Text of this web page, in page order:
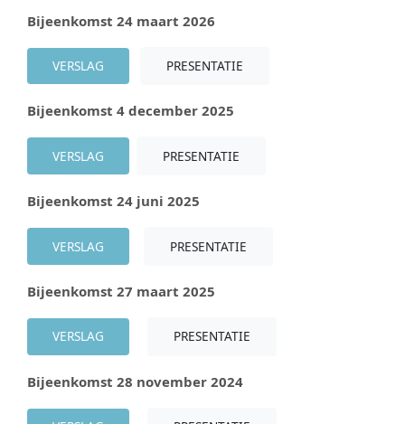
Bijeenkomst 24 maart 2026
VERSLAG PRESENTATIE
Bijeenkomst 4 december 2025
VERSLAG PRESENTATIE
Bijeenkomst 24 juni 2025
VERSLAG PRESENTATIE
Bijeenkomst 27 maart 2025
VERSLAG PRESENTATIE
Bijeenkomst 28 november 2024